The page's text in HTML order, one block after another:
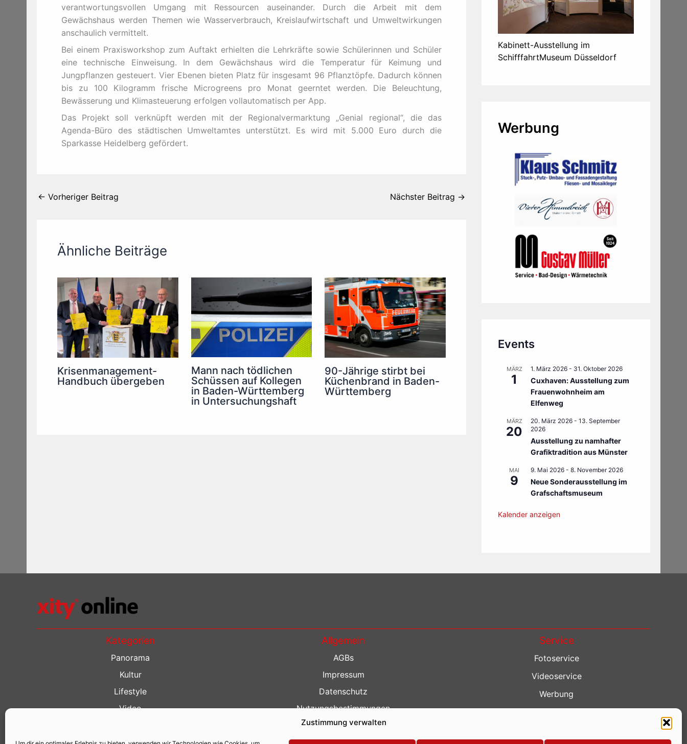
Zustimmung verwalten
verantwortungsvollen Umgang mit Ressourcen auseinander. Durch die Arbeit mit dem
Gewächshaus werden Themen wie Wasserverbrauch, Kreislaufwirtschaft und Umweltwirkungen
anschaulich vermittelt.
Bei einem Praxisworkshop zum Auftakt erhielten die Lehrkräfte sowie Schülerinnen und Schüler
eine technische Einweisung. In dem Gewächshaus wird die Temperatur für Keimung und
Jungpflanzen gesteuert. Vier Ebenen bieten Platz für insgesamt 96 Pflanztöpfe. Dadurch können
bis zu 100 Kilogramm frische Microgreens pro Monat geerntet werden. Die Beleuchtung,
Bewässerung und Klimasteuerung erfolgen vollautomatisch per App.
Das Projekt soll verknüpft werden mit der Regionalvermarktung „Genial regional“, die das
Agenda-Büro des städtischen Umweltamtes unterstützt. Es wird mit 5.000 Euro durch die
Sparkasse Heidelberg gefördert.
← Vorheriger Beitrag Nächster Beitrag →
Ähnliche Beiträge
Krisenmanagement-
Handbuch übergeben
Mann nach tödlichen
Schüssen auf Kollegen
in Baden-Württemberg
in Untersuchungshaft
90-Jährige stirbt bei
Küchenbrand in Baden-
Württemberg
Kabinett-Ausstellung im
SchifffahrtMuseum Düsseldorf
Werbung
Events
MÄRZ
1
1. März 2026 - 31. Oktober 2026
Cuxhaven: Ausstellung zum
Frauenwohnheim am
Elfenweg
MÄRZ
20
20. März 2026 - 13. September
2026
Ausstellung zu namhafter
Grafiktradition aus Münster
MAI
9
9. Mai 2026 - 8. November 2026
Neue Sonderausstellung im
Grafschaftsmuseum
Kalender anzeigen
Kategorien
Panorama
Kultur
Lifestyle
Video
Allgemein
AGBs
Impressum
Datenschutz
Nutzungsbestimmungen
Kontakt
Service
Fotoservice
Videoservice
Werbung